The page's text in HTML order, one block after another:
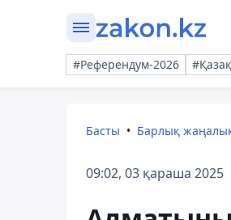
#Референдум-2026
Басты Барлық
09:02, 03 қараша 2025